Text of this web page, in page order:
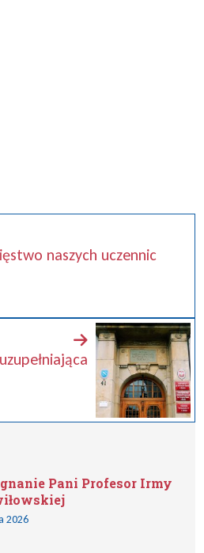
naszych uczennic
Pani Profesor Irmy
2026